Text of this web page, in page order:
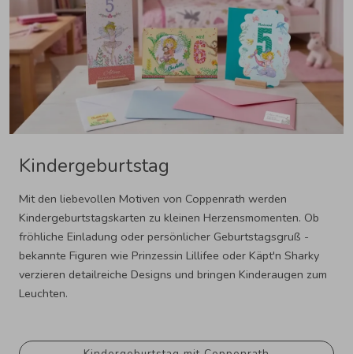
Kindergeburtstag
Mit den liebevollen Motiven von Coppenrath werden
Kindergeburtstagskarten zu kleinen Herzensmomenten. Ob
fröhliche Einladung oder persönlicher Geburtstagsgruß -
bekannte Figuren wie Prinzessin Lillifee oder Käpt'n Sharky
verzieren detailreiche Designs und bringen Kinderaugen zum
Leuchten.